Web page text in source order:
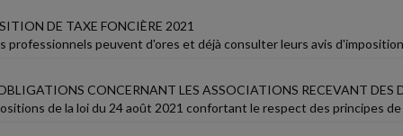
DE TAXE FONCIÈRE 2021
professionnels peuvent d'ores et déjà consulter leurs avis
CONCERNANT LES ASSOCIATIONS RECEVANT DES
de la loi du 24 août 2021 confortant le respect des principes